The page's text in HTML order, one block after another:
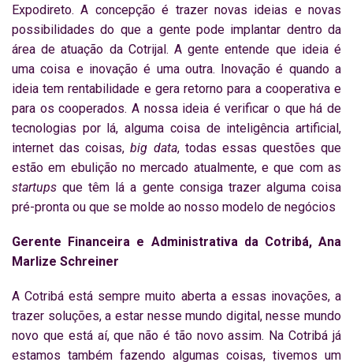
Expodireto. A concepção é trazer novas ideias e novas
possibilidades do que a gente pode implantar dentro da
área de atuação da Cotrijal. A gente entende que ideia é
uma coisa e inovação é uma outra. Inovação é quando a
ideia tem rentabilidade e gera retorno para a cooperativa e
para os cooperados. A nossa ideia é verificar o que há de
tecnologias por lá, alguma coisa de inteligência artificial,
internet das coisas,big data, todas essas questões que
estão em ebulição no mercado atualmente, e que com as
startups que têm lá a gente consiga trazer alguma coisa
pré-pronta ou que se molde ao nosso modelo de negócios
Gerente Financeira e Administrativa da Cotribá, Ana
Marlize Schreiner
A Cotribá está sempre muito aberta a essas inovações, a
trazer soluções, a estar nesse mundo digital, nesse mundo
novo que está aí, que não é tão novo assim. Na Cotribá já
estamos também fazendo algumas coisas, tivemos um